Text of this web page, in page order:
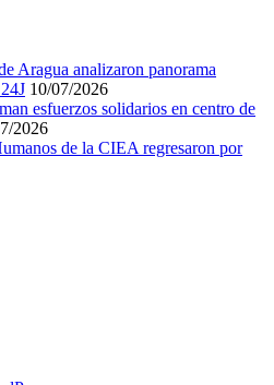
Aragua analizaron panorama
10/07/2026
esfuerzos solidarios en centro de
2026
de la CIEA regresaron por